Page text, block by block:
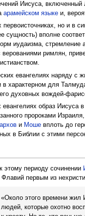
Иисуса,
арамейском языке и,
первоисточниках, но и в
сущность) вполне
иудаизма, стремление
верованиями римлян,
евангелиях наряду с
в характерном для
духовных вождей-
евангелиях образ
пророками
и Моше вплоть до
в Библии с этими
этому периоду сочинении
первым из
«Около этого времени жил
людей, которые охотно